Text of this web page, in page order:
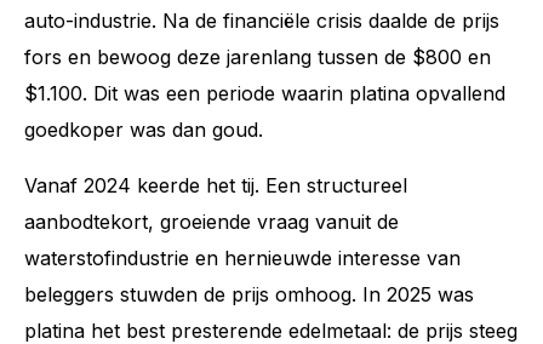
auto-industrie. Na de financiële crisis daalde de prijs
fors en bewoog deze jarenlang tussen de $800 en
$1.100. Dit was een periode waarin platina opvallend
goedkoper was dan goud.
Vanaf 2024 keerde het tij. Een structureel
aanbodtekort, groeiende vraag vanuit de
waterstofindustrie en hernieuwde interesse van
beleggers stuwden de prijs omhoog. In 2025 was
platina het best presterende edelmetaal: de prijs steeg